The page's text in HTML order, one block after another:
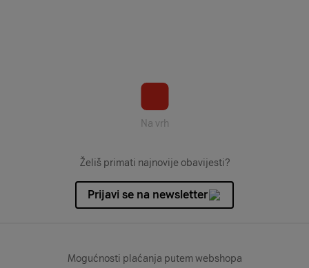
Na vrh
Želiš primati najnovije obavijesti?
Prijavi se na newsletter
Mogućnosti plaćanja putem webshopa